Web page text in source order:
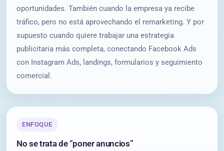
oportunidades. También cuando la empresa ya recibe
tráfico, pero no está aprovechando el remarketing. Y por
supuesto cuando quiere trabajar una estrategia
publicitaria más completa, conectando Facebook Ads
con Instagram Ads, landings, formularios y seguimiento
comercial.
ENFOQUE
No se trata de “poner anuncios”